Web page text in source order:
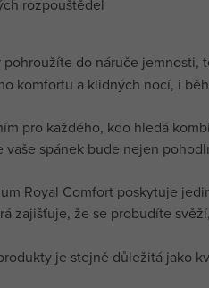
rozpouštědel
pohroužíte do náruče
komfortu a klidných nocí, i
pro každého, kdo hledá
spánek bude nejen
Royal Comfort poskytuje
zajišťuje, že se probudíte
je stejně důležitá jako